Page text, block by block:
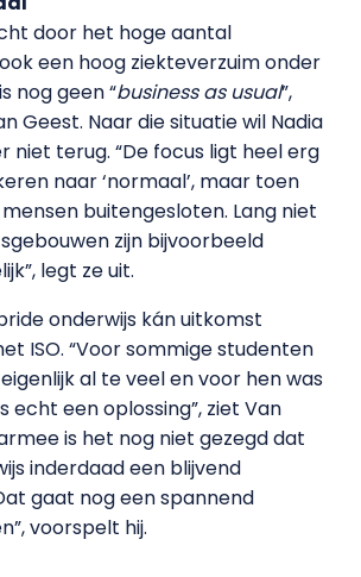
door het hoge aantal
een hoog ziekteverzuim onder
nog geen “business as usual”,
Geest. Naar die situatie wil Nadia
niet terug. “De focus ligt heel erg
naar ‘normaal’, maar toen
buitengesloten. Lang niet
zijn bijvoorbeeld
legt ze uit.
onderwijs kán uitkomst
ISO. “Voor sommige studenten
al te veel en voor hen was
echt een oplossing”, ziet Van
is het nog niet gezegd dat
inderdaad een blijvend
gaat nog een spannend
voorspelt hij.